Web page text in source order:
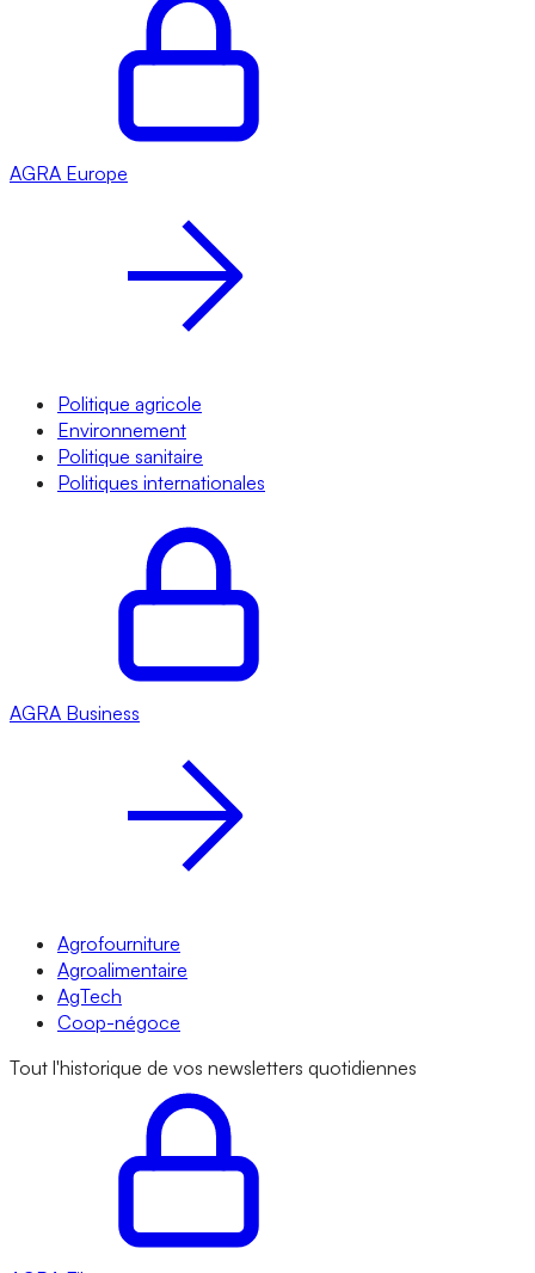
AGRA Europe
Politique agricole
Environnement
Politique sanitaire
Politiques internationales
AGRA Business
Agrofourniture
Agroalimentaire
AgTech
Coop-négoce
Tout l'historique de vos newsletters quotidiennes